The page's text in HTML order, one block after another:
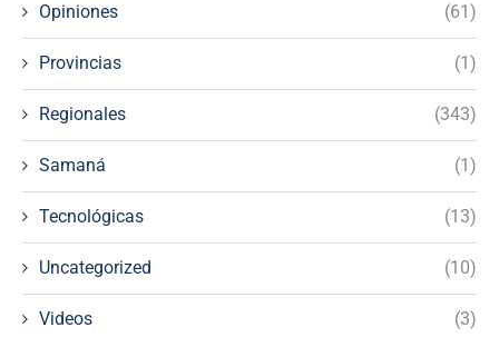
Opiniones (61)
Provincias (1)
Regionales (343)
Samaná (1)
Tecnológicas (13)
Uncategorized (10)
Videos (3)